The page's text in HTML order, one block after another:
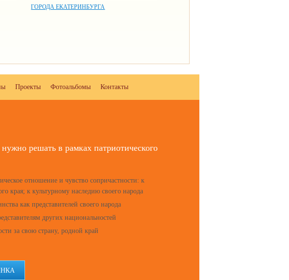
ГОРОДА ЕКАТЕРИНБУРГА
Проекты Фотоальбомы Контакты
решать в рамках патриотического
отношение и чувство сопричастности: к
края; к культурному наследию своего народа
как представителей своего народа
других национальностей
за свою страну, родной край